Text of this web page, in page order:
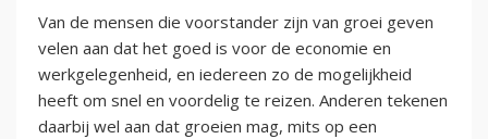
Van de mensen die voorstander zijn van groei geven
velen aan dat het goed is voor de economie en
werkgelegenheid, en iedereen zo de mogelijkheid
heeft om snel en voordelig te reizen. Anderen tekenen
daarbij wel aan dat groeien mag, mits op een